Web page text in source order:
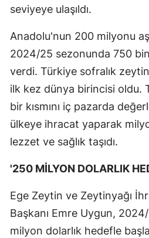
seviyeye ulaşıldı.
Anadolu'nun 200 milyonu
2024/25 sezonunda 750
verdi. Türkiye sofralık
ilk kez dünya birincisi oldu.
bir kısmını iç pazarda
ülkeye ihracat yaparak
lezzet ve sağlık taşıdı.
'250 MİLYON DOLARLIK
Ege Zeytin ve Zeytinyağı
Başkanı Emre Uygun,
milyon dolarlık hedefle